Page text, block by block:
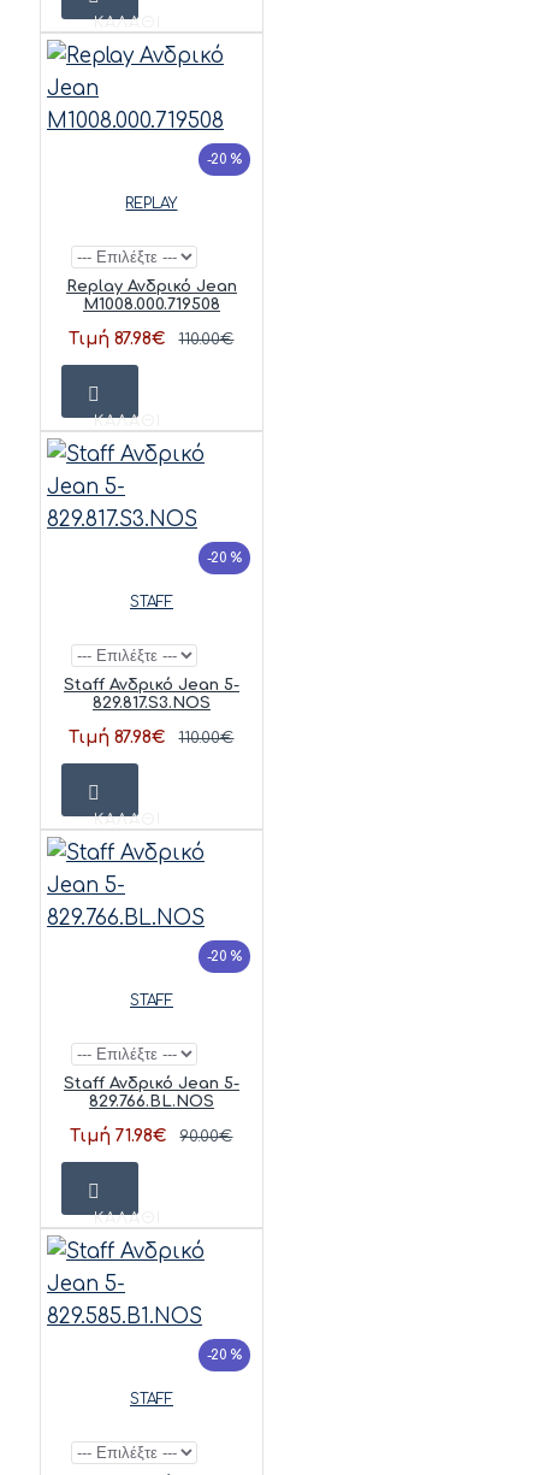
ΚΑΛΆΘΙ
-20 %
REPLAY
Replay Ανδρικό Jean
M1008.000.719508
Τιμή 87.98€ 110.00€
ΚΑΛΆΘΙ
-20 %
STAFF
Staff Ανδρικό Jean 5-
829.817.S3.NOS
Τιμή 87.98€ 110.00€
ΚΑΛΆΘΙ
-20 %
STAFF
Staff Ανδρικό Jean 5-
829.766.BL.NOS
Τιμή 71.98€ 90.00€
ΚΑΛΆΘΙ
-20 %
STAFF